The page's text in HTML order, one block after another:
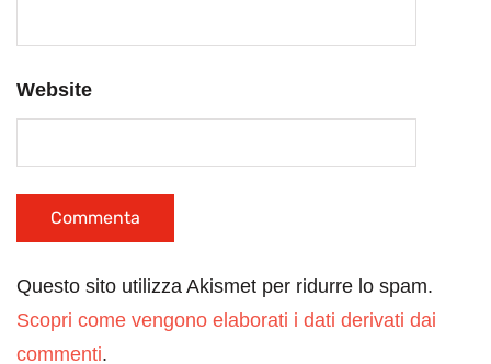
Website
Questo sito utilizza Akismet per ridurre lo spam.
Scopri come vengono elaborati i dati derivati dai
commenti.